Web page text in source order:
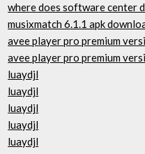
where does software center
musixmatch 6.1.1 apk
avee player pro premium
avee player pro premium
luaydjl
luaydjl
luaydjl
luaydjl
luaydjl